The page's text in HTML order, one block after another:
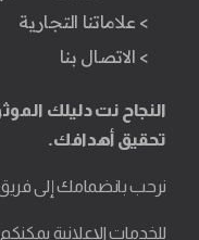
> علاماتنا التجارية
> الاتصال بنا
النجاح نت دليلك
تحقيق أهدافك.
نرحب بانضمامك إلى فريق
للخدمات الإعلانية يمكنكم